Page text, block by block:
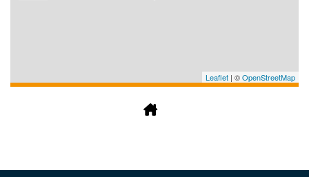
Leaflet | ©OpenStreetMap